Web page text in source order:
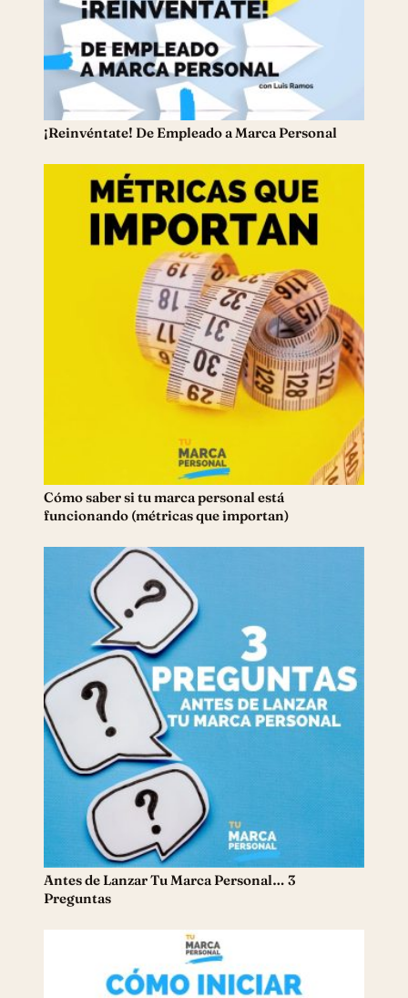
¡Reinvéntate! De Empleado a Marca Personal
Cómo saber si tu marca personal está
funcionando (métricas que importan)
Antes de Lanzar Tu Marca Personal… 3
Preguntas